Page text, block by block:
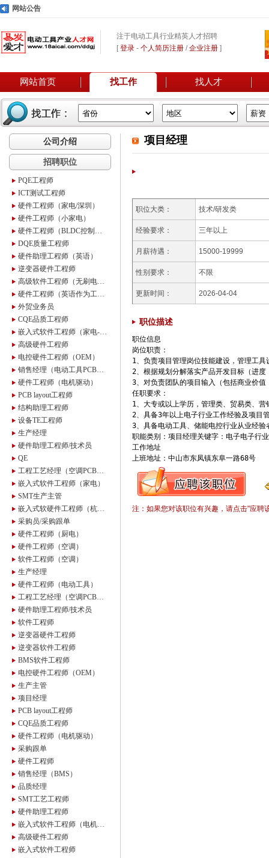
网站公告
注于电动工具行业精英人才招聘
[登录 - 个人简历注册 /企业注册 ]
网站首页 找工作 找人才
公司介绍
招聘职位
PQE工程师
ICT测试工程师
硬件工程师（家电/深圳）
硬件工程师（小家电）
硬件工程师（BLDC控制器）
DQE质量工程师
硬件助理工程师（英语）
逆变器硬件工程师
高级软件工程师（无刷电机）
硬件工程师（英语作为工作语言）
外贸业务员
CQE品质工程师
嵌入式软件工程师（家电-杭州）
高级硬件工程师
电控硬件工程师（OEM）
销售经理（电动工具PCBA）
硬件工程师（电机驱动）
PCB layout工程师
结构助理工程师
设备TE工程师
生产经理
硬件助理工程师/技术员
QE
工程工艺经理（空调PCBA）
嵌入式软件工程师（家电）
SMT生产主管
嵌入式软硬件工程师（杭州）
采购员/采购跟单
硬件工程师（厨电）
硬件工程师（空调）
软件工程师（空调）
生产经理
硬件工程师（电动工具）
工程工艺经理（空调PCBA）
硬件助理工程师/技术员
软件工程师
逆变器硬件工程师
逆变器软件工程师
BMS软件工程师
电控硬件工程师（OEM）
生产主管
项目经理
PCB layout工程师
CQE品质工程师
硬件工程师（电机驱动）
采购跟单
硬件工程师
销售经理（BMS）
品质经理
SMT工艺工程师
硬件助理工程师
嵌入式软件工程师（电机驱动）
高级硬件工程师
嵌入式软件工程师
项目经理
职位大类： 技术/研发类
经验要求： 三年以上
月薪待遇： 15000-19999
性别要求： 不限
更新时间： 2026-04-04
职位描述
职位信息
岗位职责：
1、负责项目管理岗位技能建设，管理工
2、根据规划分解落实产品开发目标（进
3、对负责团队的项目输入（包括商业价
任职要求：
1、大专或以上学历，管理类、贸易类、
2、具备3年以上电子行业工作经验及项目
3、具备电动工具、储能电控行业从业经验
职能类别：项目经理关键字：电子电子行
工作地址
上班地址：中山市东凤镇东阜一路68号
注：如果您对该职位有兴趣，请点击"应聘